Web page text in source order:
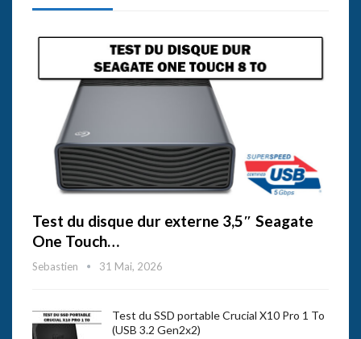
Test du disque dur externe 3,5″ Seagate
One Touch…
Sebastien 31 Mai, 2026
Test du SSD portable Crucial X10 Pro 1 To
(USB 3.2 Gen2x2)